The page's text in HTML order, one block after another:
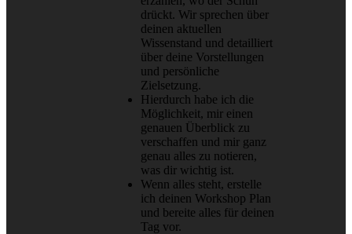
drückt. Wir sprechen über
deinen aktuellen
Wissenstand und detailliert
über deine Vorstellungen
und persönliche
Zielsetzung.
Hierdurch habe ich die
Möglichkeit, mir einen
genauen Überblick zu
verschaffen und mir ganz
genau alles zu notieren,
was dir wichtig ist.
Wenn alles steht, erstelle
ich deinen Workshop Plan
und bereite alles für deinen
Tag vor.